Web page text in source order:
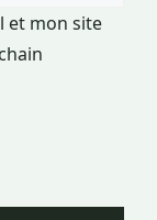
et mon site